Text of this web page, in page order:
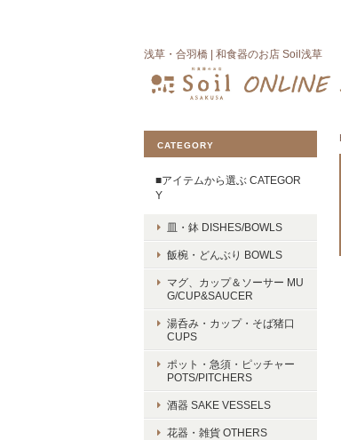
浅草・合羽橋 | 和食器のお店 Soil浅草
CATEGORY
■アイテムから選ぶ CATEGOR
Y
皿・鉢 DISHES/BOWLS
飯椀・どんぶり BOWLS
マグ、カップ＆ソーサー MU
G/CUP&SAUCER
湯呑み・カップ・そば猪口
CUPS
ポット・急須・ピッチャー
POTS/PITCHERS
酒器 SAKE VESSELS
花器・雑貨 OTHERS